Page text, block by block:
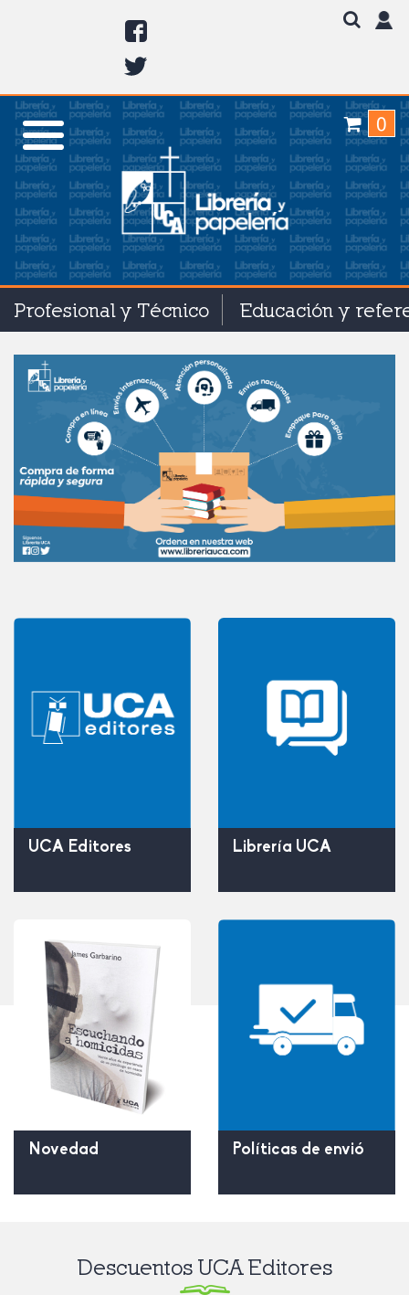
0
Profesional y Técnico Educación y
UCA Editores Librería UCA
Novedad Políticas de envió
Descuentos UCA Editores